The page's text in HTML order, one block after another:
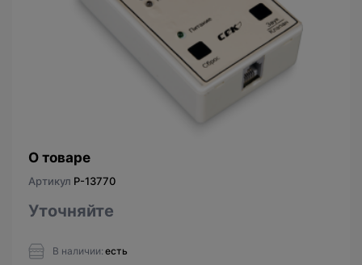
О товаре
Артикул P-13770
Уточняйте
В наличии: есть